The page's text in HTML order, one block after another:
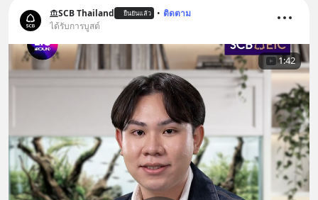
SCB Thailand ยืนยันแล้ว • ติดตาม
ได้รับการบูสต์
1:42